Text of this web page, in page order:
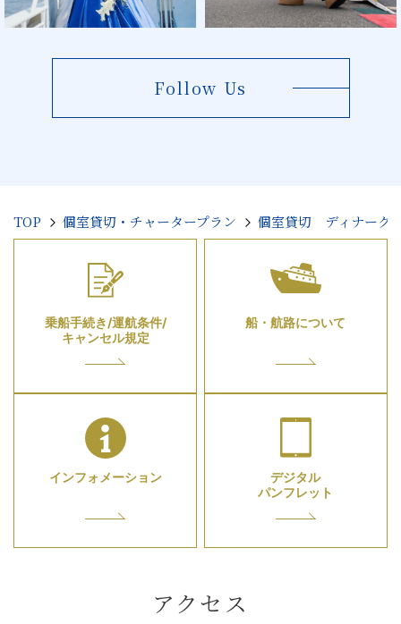
Follow Us
TOP 個室貸切・チャータープラン 個室貸切 ディナーク
乗船手続き/運航条件/
キャンセル規定
船・航路について
インフォメーション
デジタル
パンフレット
アクセス